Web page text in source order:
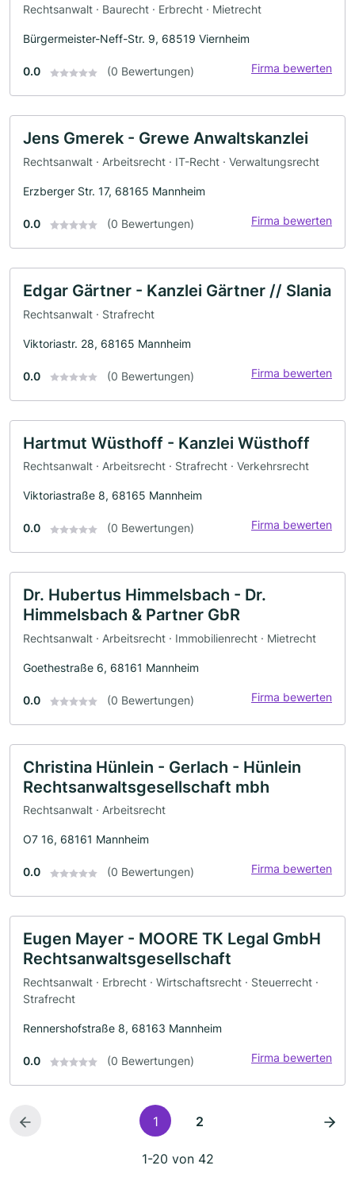
Rechtsanwalt · Baurecht · Erbrecht · Mietrecht
Bürgermeister-Neff-Str. 9, 68519 Viernheim
0.0 (0 Bewertungen) Firma bewerten
Jens Gmerek - Grewe Anwaltskanzlei
Rechtsanwalt · Arbeitsrecht · IT-Recht · Verwaltungsrecht
Erzberger Str. 17, 68165 Mannheim
0.0 (0 Bewertungen) Firma bewerten
Edgar Gärtner - Kanzlei Gärtner // Slania
Rechtsanwalt · Strafrecht
Viktoriastr. 28, 68165 Mannheim
0.0 (0 Bewertungen) Firma bewerten
Hartmut Wüsthoff - Kanzlei Wüsthoff
Rechtsanwalt · Arbeitsrecht · Strafrecht · Verkehrsrecht
Viktoriastraße 8, 68165 Mannheim
0.0 (0 Bewertungen) Firma bewerten
Dr. Hubertus Himmelsbach - Dr.
Himmelsbach & Partner GbR
Rechtsanwalt · Arbeitsrecht · Immobilienrecht · Mietrecht
Goethestraße 6, 68161 Mannheim
0.0 (0 Bewertungen) Firma bewerten
Christina Hünlein - Gerlach - Hünlein
Rechtsanwaltsgesellschaft mbh
Rechtsanwalt · Arbeitsrecht
O7 16, 68161 Mannheim
0.0 (0 Bewertungen) Firma bewerten
Eugen Mayer - MOORE TK Legal GmbH
Rechtsanwaltsgesellschaft
Rechtsanwalt · Erbrecht · Wirtschaftsrecht · Steuerrecht ·
Strafrecht
Rennershofstraße 8, 68163 Mannheim
0.0 (0 Bewertungen) Firma bewerten
1 2
1-20 von 42